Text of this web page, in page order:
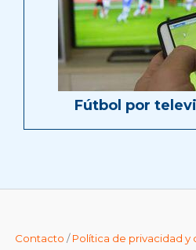
Fútbol por
Contacto /Política de privacidad y